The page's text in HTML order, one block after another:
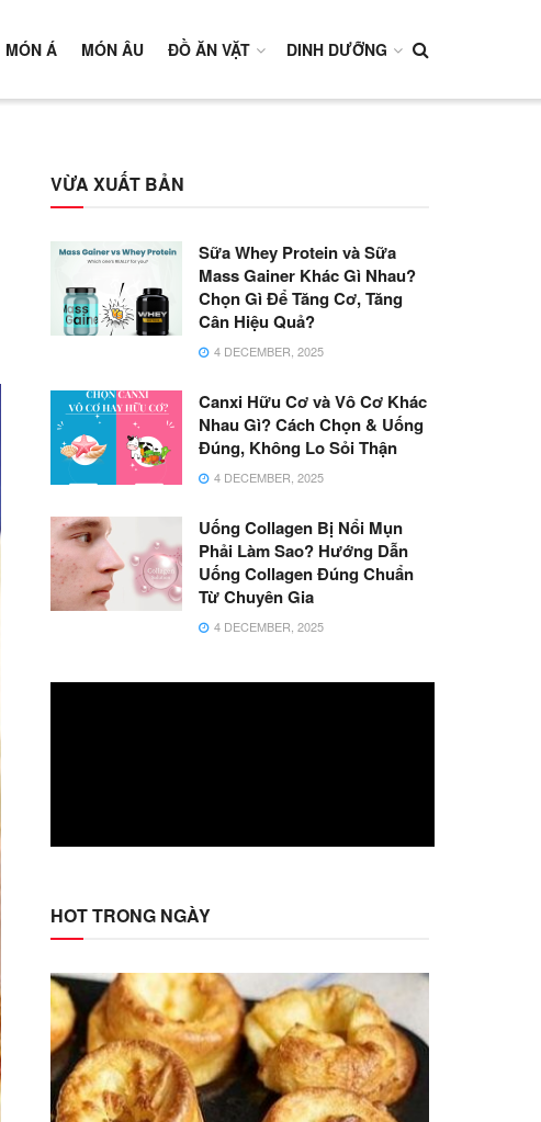
MÓN Á MÓN ÂU ĐỒ ĂN VẶT DINH DƯỠNG
VỪA XUẤT BẢN
Sữa Whey Protein và Sữa
Mass Gainer Khác Gì Nhau?
Chọn Gì Để Tăng Cơ, Tăng
Cân Hiệu Quả?
4 DECEMBER, 2025
Canxi Hữu Cơ và Vô Cơ Khác
Nhau Gì? Cách Chọn & Uống
Đúng, Không Lo Sỏi Thận
4 DECEMBER, 2025
Uống Collagen Bị Nổi Mụn
Phải Làm Sao? Hướng Dẫn
Uống Collagen Đúng Chuẩn
Từ Chuyên Gia
4 DECEMBER, 2025
HOT TRONG NGÀY